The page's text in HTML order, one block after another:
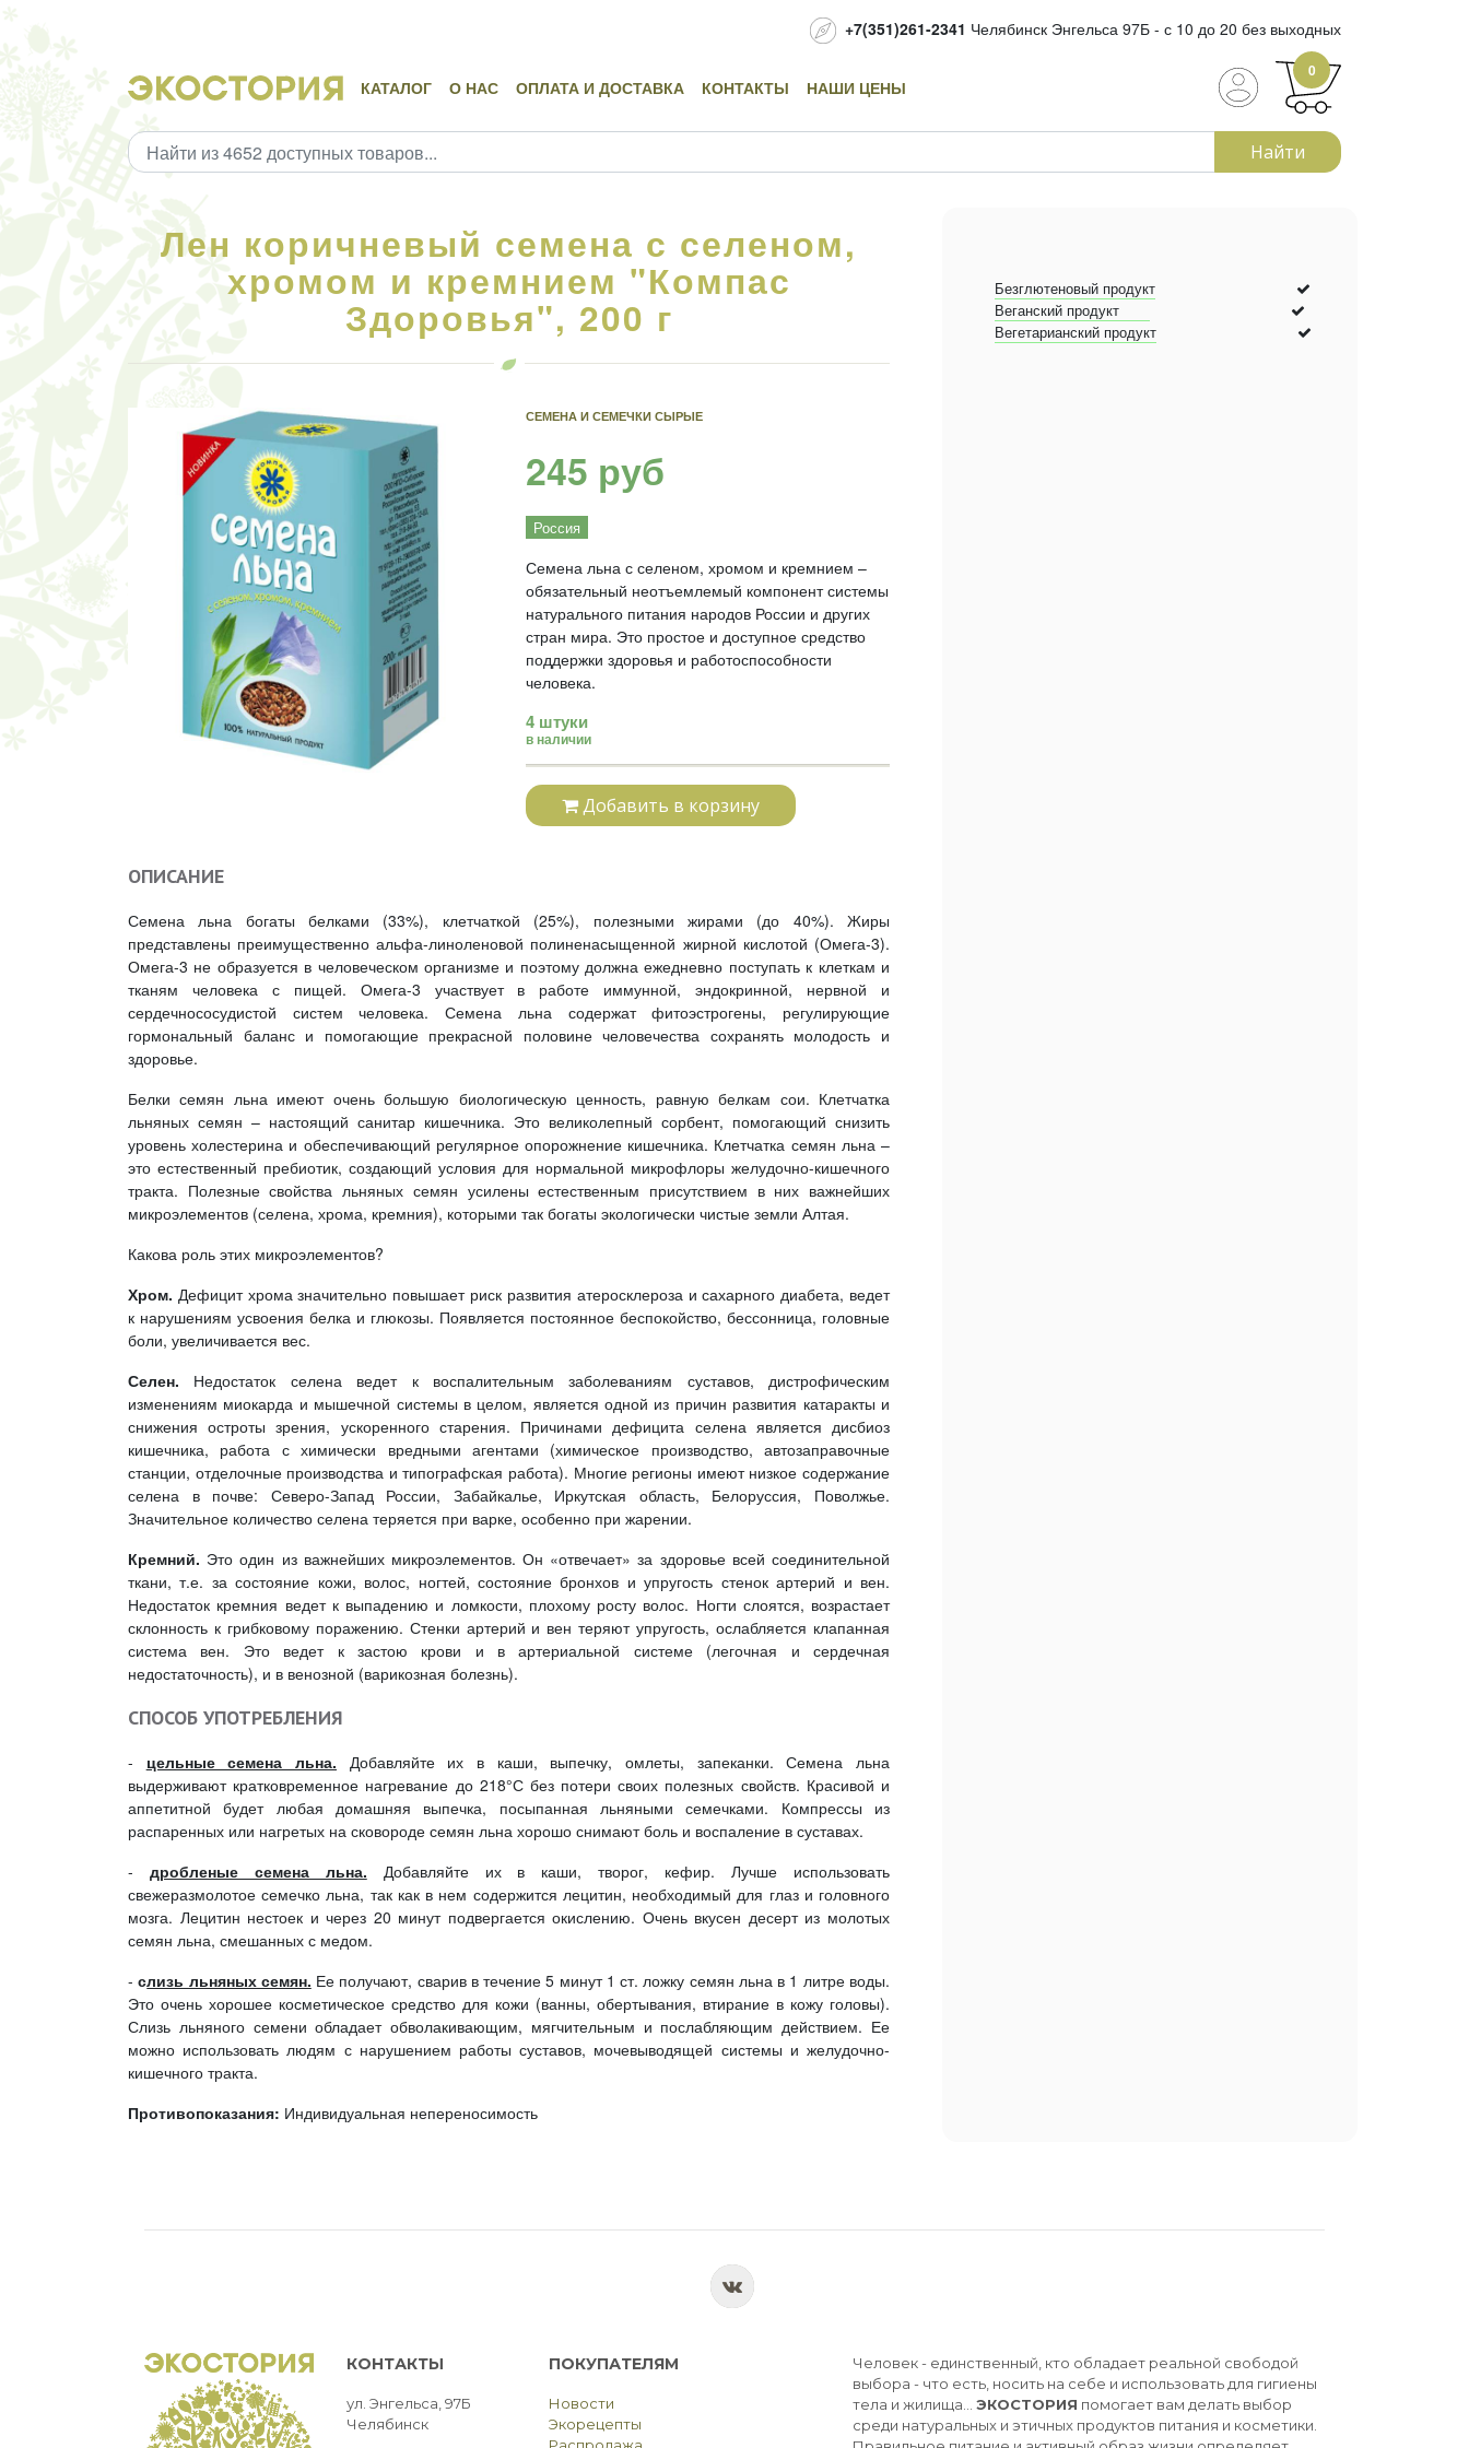
+7(351)261-2341 Челябинск Энгельса 97Б - с 10 до 20 без выходных
КАТАЛОГ О НАС ОПЛАТА И ДОСТАВКА КОНТАКТЫ НАШИ ЦЕНЫ
0
Найти
Лен коричневый семена с селеном,
хромом и кремнием "Компас
Здоровья", 200 г
СЕМЕНА И СЕМЕЧКИ СЫРЫЕ
245 руб
Россия
Семена льна с селеном, хромом и кремнием –
обязательный неотъемлемый компонент системы
натурального питания народов России и других
стран мира. Это простое и доступное средство
поддержки здоровья и работоспособности
человека.
4 штуки
в наличии
Добавить в корзину
ОПИСАНИЕ
Семена льна богаты белками (33%), клетчаткой (25%), полезными жирами (до 40%). Жиры
представлены преимущественно альфа-линоленовой полиненасыщенной жирной кислотой (Омега-3).
Омега-3 не образуется в человеческом организме и поэтому должна ежедневно поступать к клеткам и
тканям человека с пищей. Омега-3 участвует в работе иммунной, эндокринной, нервной и
сердечнососудистой систем человека. Семена льна содержат фитоэстрогены, регулирующие
гормональный баланс и помогающие прекрасной половине человечества сохранять молодость и
здоровье.
Белки семян льна имеют очень большую биологическую ценность, равную белкам сои. Клетчатка
льняных семян – настоящий санитар кишечника. Это великолепный сорбент, помогающий снизить
уровень холестерина и обеспечивающий регулярное опорожнение кишечника. Клетчатка семян льна –
это естественный пребиотик, создающий условия для нормальной микрофлоры желудочно-кишечного
тракта. Полезные свойства льняных семян усилены естественным присутствием в них важнейших
микроэлементов (селена, хрома, кремния), которыми так богаты экологически чистые земли Алтая.
Какова роль этих микроэлементов?
Хром. Дефицит хрома значительно повышает риск развития атеросклероза и сахарного диабета, ведет
к нарушениям усвоения белка и глюкозы. Появляется постоянное беспокойство, бессонница, головные
боли, увеличивается вес.
Селен. Недостаток селена ведет к воспалительным заболеваниям суставов, дистрофическим
изменениям миокарда и мышечной системы в целом, является одной из причин развития катаракты и
снижения остроты зрения, ускоренного старения. Причинами дефицита селена является дисбиоз
кишечника, работа с химически вредными агентами (химическое производство, автозаправочные
станции, отделочные производства и типографская работа). Многие регионы имеют низкое содержание
селена в почве: Северо-Запад России, Забайкалье, Иркутская область, Белоруссия, Поволжье.
Значительное количество селена теряется при варке, особенно при жарении.
Кремний. Это один из важнейших микроэлементов. Он «отвечает» за здоровье всей соединительной
ткани, т.е. за состояние кожи, волос, ногтей, состояние бронхов и упругость стенок артерий и вен.
Недостаток кремния ведет к выпадению и ломкости, плохому росту волос. Ногти слоятся, возрастает
склонность к грибковому поражению. Стенки артерий и вен теряют упругость, ослабляется клапанная
система вен. Это ведет к застою крови и в артериальной системе (легочная и сердечная
недостаточность), и в венозной (варикозная болезнь).
СПОСОБ УПОТРЕБЛЕНИЯ
- цельные семена льна.
Добавляйте их в каши, выпечку, омлеты, запеканки. Семена льна
выдерживают кратковременное нагревание до 218°С без потери своих полезных свойств. Красивой и
аппетитной будет любая домашняя выпечка, посыпанная льняными семечками. Компрессы из
распаренных или нагретых на сковороде семян льна хорошо снимают боль и воспаление в суставах.
- дробленые семена льна. Добавляйте их в каши, творог, кефир. Лучше использовать
свежеразмолотое семечко льна, так как в нем содержится лецитин, необходимый для глаз и головного
мозга. Лецитин нестоек и через 20 минут подвергается окислению. Очень вкусен десерт из молотых
семян льна, смешанных с медом.
- слизь льняных семян. Ее получают, сварив в течение 5 минут 1 ст. ложку семян льна в 1 литре воды.
Это очень хорошее косметическое средство для кожи (ванны, обертывания, втирание в кожу головы).
Слизь льняного семени обладает обволакивающим, мягчительным и послабляющим действием. Ее
можно использовать людям с нарушением работы суставов, мочевыводящей системы и желудочно-
кишечного тракта.
Противопоказания: Индивидуальная непереносимость
Безглютеновый продукт
Веганский продукт
Вегетарианский продукт
КОНТАКТЫ
ул. Энгельса, 97Б
Челябинск
ПОКУПАТЕЛЯМ
Новости
Экорецепты
Человек - единственный, кто обладает реальной свободой
выбора - что есть, носить на себе и использовать для гигиены
тела и жилища... ЭКОСТОРИЯ помогает вам делать выбор
среди натуральных и этичных продуктов питания и косметики.